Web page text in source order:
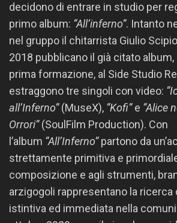
decidono di entrare in studio per
primo album: “All’inferno”. Intanto
nel gruppo il chitarrista Giulio
2018 pubblicano il già citato
prima formazione, al Side Studio
estraggono tre singoli con video:
all’Inferno”(MuseX), “Kofi”e “Alice
Orrori”(SoulFilm Production). Con
l’album “All’Inferno”partono da
strettamente primitiva e
composizione e agli strumenti,
arzigogoli rappresentano la ricerca
istintiva ed immediata nella